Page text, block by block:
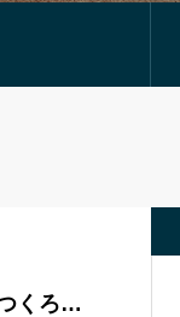
くろ